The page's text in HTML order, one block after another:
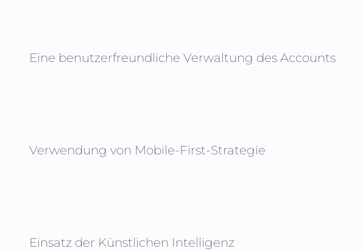
Eine benutzerfreundliche Verwaltung des Accounts
Verwendung von Mobile-First-Strategie
Einsatz der Künstlichen Intelligenz